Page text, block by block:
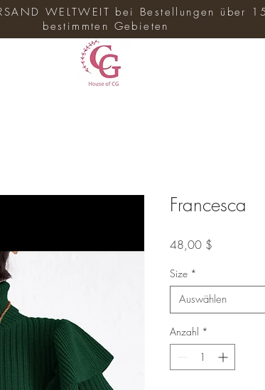
WELTWEIT bei Bestellungen über
bestimmten Gebieten
Francesca
48,00 $
Size *
Auswählen
Anzahl *